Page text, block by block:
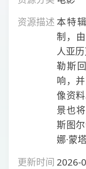
资源描述 本特
制，
人亚
勒斯
响，
像资
景也
斯图
娜·蒙
更新时间 2026-